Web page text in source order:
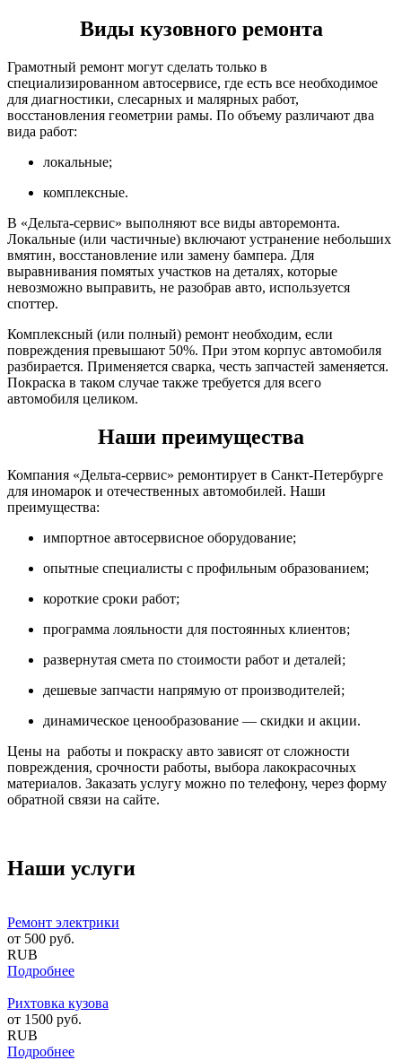
Виды кузовного ремонта
Грамотный ремонт могут сделать только в
специализированном автосервисе, где есть все необходимое
для диагностики, слесарных и малярных работ,
восстановления геометрии рамы. По объему различают два
вида работ:
локальные;
комплексные.
В «Дельта-сервис» выполняют все виды авторемонта.
Локальные (или частичные) включают устранение небольших
вмятин, восстановление или замену бампера. Для
выравнивания помятых участков на деталях, которые
невозможно выправить, не разобрав авто, используется
споттер.
Комплексный (или полный) ремонт необходим, если
повреждения превышают 50%. При этом корпус автомобиля
разбирается. Применяется сварка, честь запчастей заменяется.
Покраска в таком случае также требуется для всего
автомобиля целиком.
Наши преимущества
Компания «Дельта-сервис» ремонтирует в Санкт-Петербурге
для иномарок и отечественных автомобилей. Наши
преимущества:
импортное автосервисное оборудование;
опытные специалисты с профильным образованием;
короткие сроки работ;
программа лояльности для постоянных клиентов;
развернутая смета по стоимости работ и деталей;
дешевые запчасти напрямую от производителей;
динамическое ценообразование — скидки и акции.
Цены на работы и покраску авто зависят от сложности
повреждения, срочности работы, выбора лакокрасочных
материалов. Заказать услугу можно по телефону, через форму
обратной связи на сайте.
Наши услуги
Ремонт электрики
от 500 руб.
RUB
Подробнее
Рихтовка кузова
от 1500 руб.
RUB
Подробнее